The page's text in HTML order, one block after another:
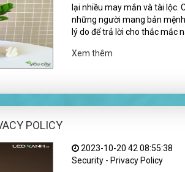
lại nhiều may mắn và tài lộc.
những người mang bản
lý do để trả lời cho thắc mắc
Xem thêm
POLICY
2023-10-20 42 08:55:38
Security - Privacy Policy